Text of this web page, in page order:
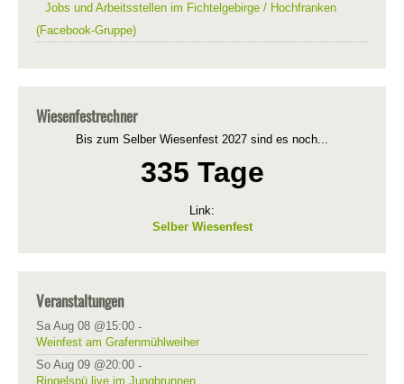
Jobs und Arbeitsstellen im Fichtelgebirge / Hochfranken
(Facebook-Gruppe)
Wiesenfestrechner
Bis zum Selber Wiesenfest 2027 sind es noch...
335 Tage
Link:
Selber Wiesenfest
Veranstaltungen
Sa Aug 08 @15:00 -
Weinfest am Grafenmühlweiher
So Aug 09 @20:00 -
Ringelspü live im Jungbrunnen